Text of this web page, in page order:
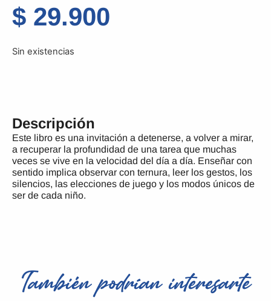
$ 29.900
Sin existencias
Descripción
Este libro es una invitación a detenerse, a volver a mirar,
a recuperar la profundidad de una tarea que muchas
veces se vive en la velocidad del día a día. Enseñar con
sentido implica observar con ternura, leer los gestos, los
silencios, las elecciones de juego y los modos únicos de
ser de cada niño.
También podrían interesarte